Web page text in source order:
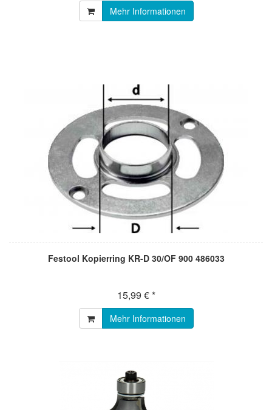
Mehr Informationen
Festool Kopierring KR-D 30/OF 900 486033
15,99 € *
Mehr Informationen